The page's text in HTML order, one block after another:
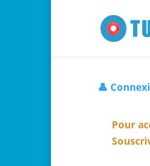
👤
Pour